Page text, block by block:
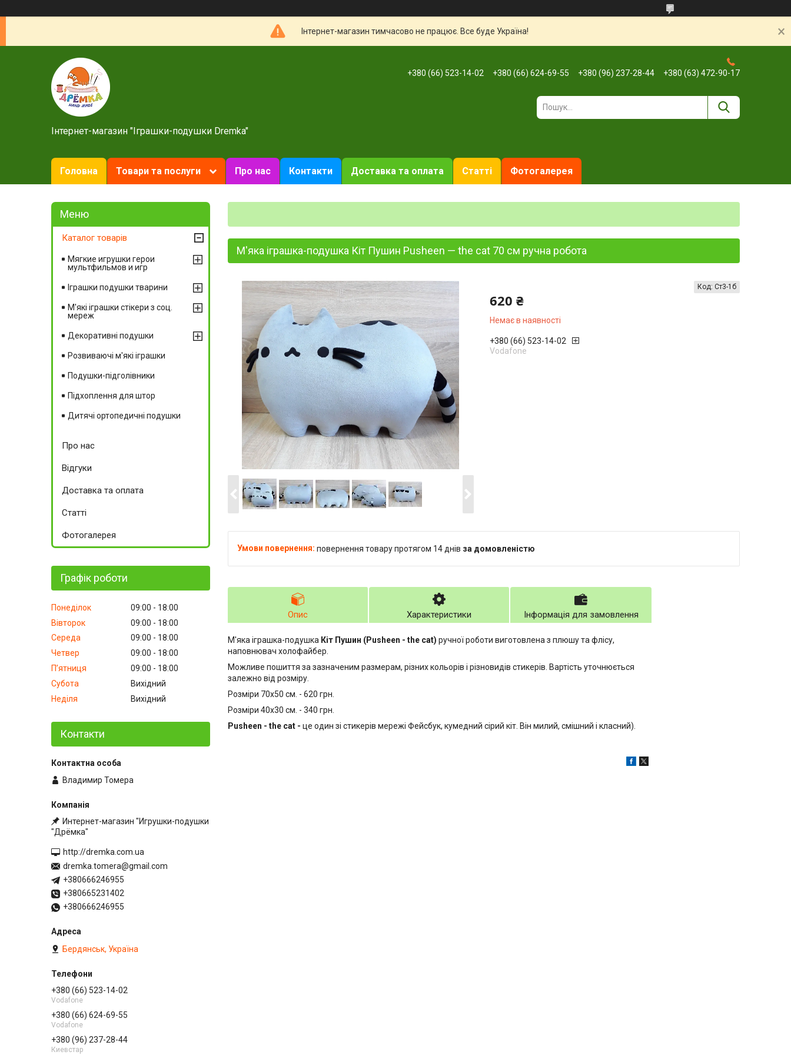
Інтернет-магазин тимчасово не працює. Все буде Україна!
Інтернет-магазин "Іграшки-подушки Dremka"
+380 (66) 523-14-02 +380 (66) 624-69-55 +380 (96) 237-28-44 +380 (63) 472-90-17
Головна Товари та послуги Про нас Контакти Доставка та оплата Статті Фотогалерея
М'яка іграшка-подушка Кіт Пушин Pusheen — the cat 70 см ручна робота
620 ₴
Немає в наявності
Код: Ст3-1б
+380 (66) 523-14-02
Vodafone
повернення товару протягом 14 днів за домовленістю
Опис Характеристики Інформація для замовлення
М'яка іграшка-подушка Кіт Пушин (Pusheen - the cat) ручної роботи виготовлена з плюшу та флісу,
наповнювач холофайбер.
Можливе пошиття за зазначеним размерам, різних кольорів і різновидів стикерів. Вартість уточнюється
залежно від розміру.
Розміри 70х50 см. - 620 грн.
Розміри 40х30 см. - 340 грн.
Pusheen - the cat - це один зі стикерів мережі Фейсбук, кумедний сірий кіт. Він милий, смішний і класний).
Каталог товарів
Мягкие игрушки герои
мультфильмов и игр
Іграшки подушки тварини
М'які іграшки стікери з соц.
мереж
Декоративні подушки
Розвиваючі м'які іграшки
Подушки-підголівники
Підхоплення для штор
Дитячі ортопедичні подушки
Про нас
Відгуки
Доставка та оплата
Статті
Фотогалерея
Графік роботи
Понеділок 09:00
18:00
Вівторок
09:00
18:00
Середа
09:00
18:00
Четвер
09:00
18:00
Пʼятниця
09:00
18:00
Субота
Вихідний
Неділя
Вихідний
Контакти
Владимир Томера
Интернет-магазин "Игрушки-подушки
"Дрёмка"
http://dremka.com.ua
dremka.tomera@gmail.com
+380666246955
+380665231402
+380666246955
Бердянськ, Україна
+380 (66) 523-14-02
Vodafone
+380 (66) 624-69-55
Vodafone
+380 (96) 237-28-44
Киевстар